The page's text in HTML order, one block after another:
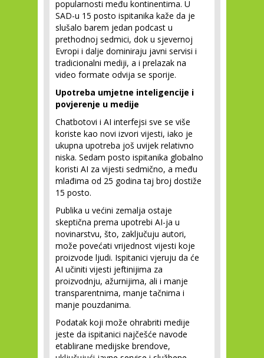
popularnosti među kontinentima. U
SAD-u 15 posto ispitanika kaže da je
slušalo barem jedan podcast u
prethodnoj sedmici, dok u sjevernoj
Evropi i dalje dominiraju javni servisi i
tradicionalni mediji, a i prelazak na
video formate odvija se sporije.
Upotreba umjetne inteligencije i
povjerenje u medije
Chatbotovi i AI interfejsi sve se više
koriste kao novi izvori vijesti, iako je
ukupna upotreba još uvijek relativno
niska. Sedam posto ispitanika globalno
koristi AI za vijesti sedmično, a među
mlađima od 25 godina taj broj dostiže
15 posto.
Publika u većini zemalja ostaje
skeptična prema upotrebi AI-ja u
novinarstvu, što, zaključuju autori,
može povećati vrijednost vijesti koje
proizvode ljudi. Ispitanici vjeruju da će
AI učiniti vijesti jeftinijima za
proizvodnju, ažurnijima, ali i manje
transparentnima, manje tačnima i
manje pouzdanima.
Podatak koji može ohrabriti medije
jeste da ispitanici najčešće navode
etablirane medijske brendove,